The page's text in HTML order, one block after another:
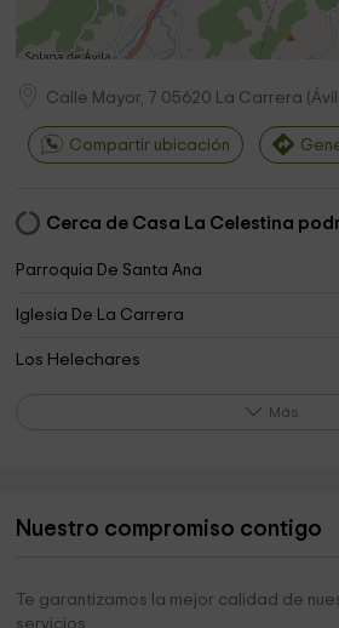
Calle Mayor, 7 05620 La Carrera (
Compartir ubicación
Cerca de Casa La Celestina
Parroquia De Santa Ana
Iglesia De La Carrera
Los Helechares
Museo De La Judía
Más
Nuestro compromiso contigo
Te garantizamos la mejor calidad de
servicios